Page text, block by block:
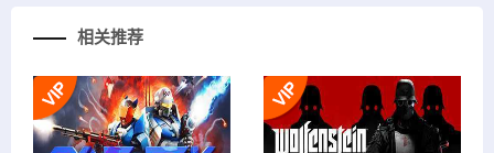
相关推荐